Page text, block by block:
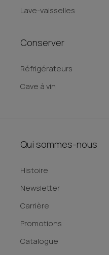
Lave-vaisselles
Conserver
Réfrigérateurs
Cave à vin
Qui sommes-nous
Histoire
Newsletter
Carrière
Promotions
Catalogue